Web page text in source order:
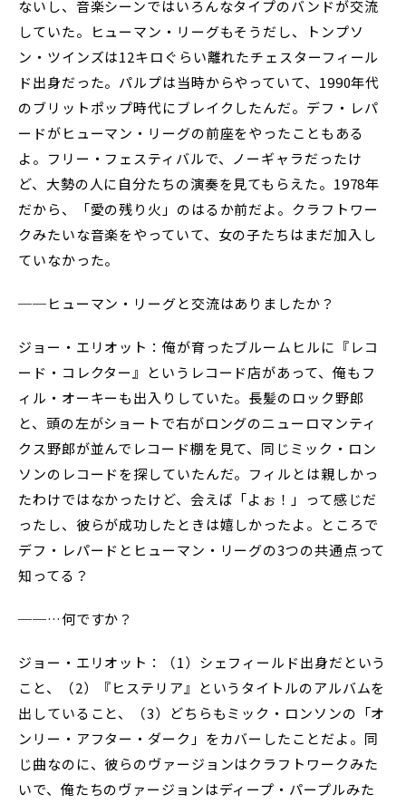
ないし、音楽シーンではいろんなタイプのバンドが交流
していた。ヒューマン・リーグもそうだし、トンプソ
ン・ツインズは12キロぐらい離れたチェスターフィール
ド出身だった。パルプは当時からやっていて、1990年代
のブリットポップ時代にブレイクしたんだ。デフ・レパ
ードがヒューマン・リーグの前座をやったこともある
よ。フリー・フェスティバルで、ノーギャラだったけ
ど、大勢の人に自分たちの演奏を見てもらえた。1978年
だから、「愛の残り火」のはるか前だよ。クラフトワー
クみたいな音楽をやっていて、女の子たちはまだ加入し
ていなかった。
──ヒューマン・リーグと交流はありましたか？
ジョー・エリオット：俺が育ったブルームヒルに『レコ
ード・コレクター』というレコード店があって、俺もフ
ィル・オーキーも出入りしていた。長髪のロック野郎
と、頭の左がショートで右がロングのニューロマンティ
クス野郎が並んでレコード棚を見て、同じミック・ロン
ソンのレコードを探していたんだ。フィルとは親しかっ
たわけではなかったけど、会えば「よぉ！」って感じだ
ったし、彼らが成功したときは嬉しかったよ。ところで
デフ・レパードとヒューマン・リーグの3つの共通点って
知ってる？
──…何ですか？
ジョー・エリオット：（1）シェフィールド出身だという
こと、（2）『ヒステリア』というタイトルのアルバムを
出していること、（3）どちらもミック・ロンソンの「オ
ンリー・アフター・ダーク」をカバーしたことだよ。同
じ曲なのに、彼らのヴァージョンはクラフトワークみた
いで、俺たちのヴァージョンはディープ・パープルみた